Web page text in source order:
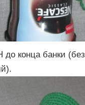
конца банки (без